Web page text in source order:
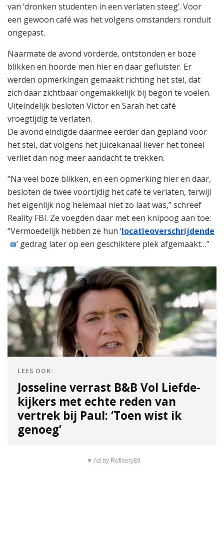
van ‘dronken studenten in een verlaten steeg’. Voor
een gewoon café was het volgens omstanders ronduit
ongepast.
Naarmate de avond vorderde, ontstonden er boze
blikken en hoorde men hier en daar gefluister. Er
werden opmerkingen gemaakt richting het stel, dat
zich daar zichtbaar ongemakkelijk bij begon te voelen.
Uiteindelijk besloten Victor en Sarah het café
vroegtijdig te verlaten.
De avond eindigde daarmee eerder dan gepland voor
het stel, dat volgens het juicekanaal liever het toneel
verliet dan nog meer aandacht te trekken.
“Na veel boze blikken, en een opmerking hier en daar,
besloten de twee voortijdig het café te verlaten, terwijl
het eigenlijk nog helemaal niet zo laat was,” schreef
Reality FBI. Ze voegden daar met een knipoog aan toe:
“Vermoedelijk hebben ze hun ‘locatieoverschrijdende
’ gedrag later op een geschiktere plek afgemaakt…”
LEES OOK:
Josseline verrast B&B Vol Liefde-
kijkers met echte reden van
vertrek bij Paul: ‘Toen wist ik
genoeg’
▼ Ad by Refinery89